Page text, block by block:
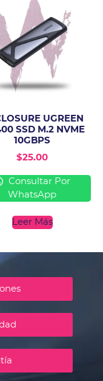
UGREEN
SSD M.2 NVME
10GBPS
$25.00
Consultar Por
WhatsApp
Leer Más